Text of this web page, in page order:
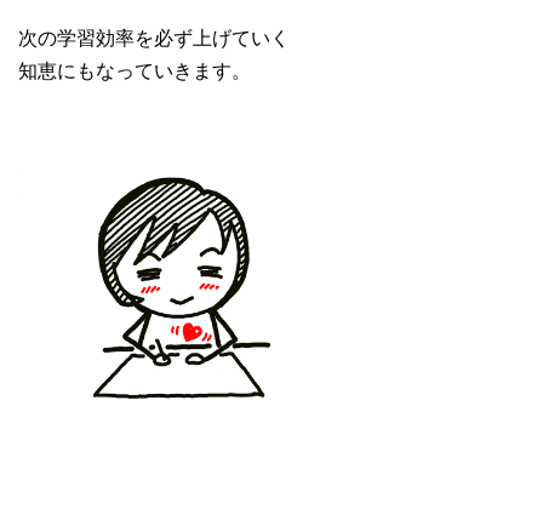
次の学習効率を必ず上げていく
知恵にもなっていきます。